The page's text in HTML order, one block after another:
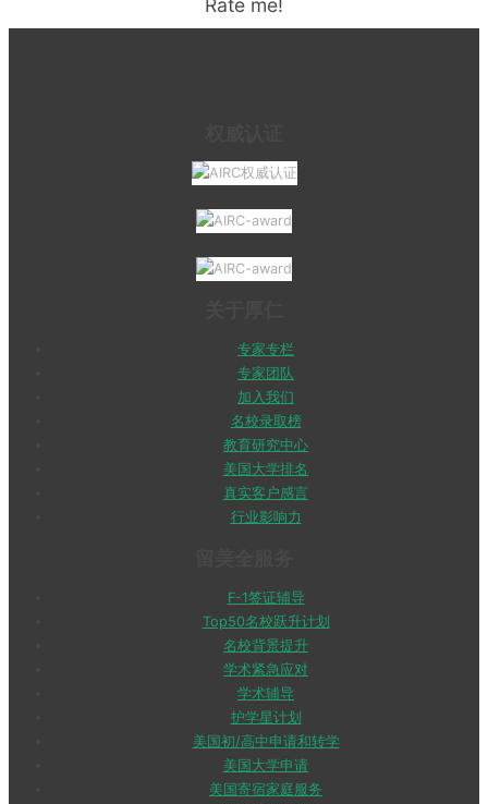
专家专栏
专家团队
加入我们
名校录取榜
教育研究中心
美国大学排名
真实客户感言
行业影响力
F-1签证辅导
Top50名校跃升计划
名校背景提升
学术紧急应对
学术辅导
护学星计划
美国初/高中申请和转学
美国大学申请
美国寄宿家庭服务